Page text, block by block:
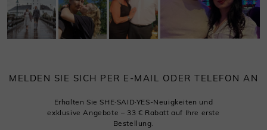
MELDEN SIE SICH PER E-MAIL ODER TELEFON AN
Erhalten Sie SHE·SAID·YES-Neuigkeiten und
exklusive Angebote – 33 € Rabatt auf Ihre erste
Bestellung.